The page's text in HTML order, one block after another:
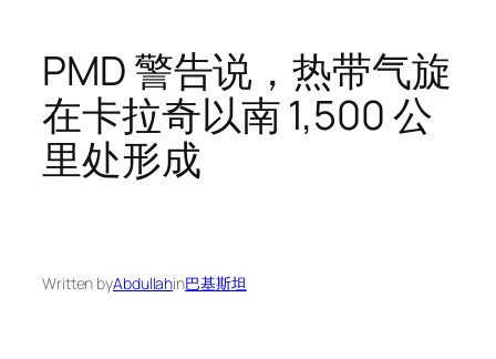
PMD 警告说，热带气旋
在卡拉奇以南 1,500 公
里处形成
Written byAbdullahin巴基斯坦